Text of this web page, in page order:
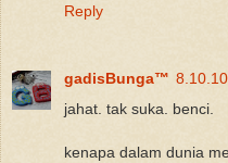
Reply
gadisBunga™ 8.10.10
jahat. tak suka. benci.
kenapa dalam dunia